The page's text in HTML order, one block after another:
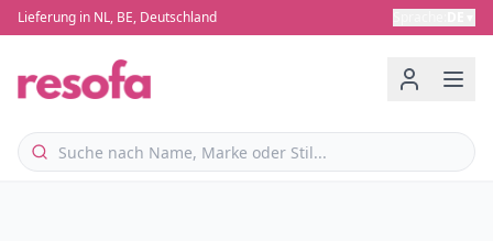
Lieferung in NL, BE, Deutschland